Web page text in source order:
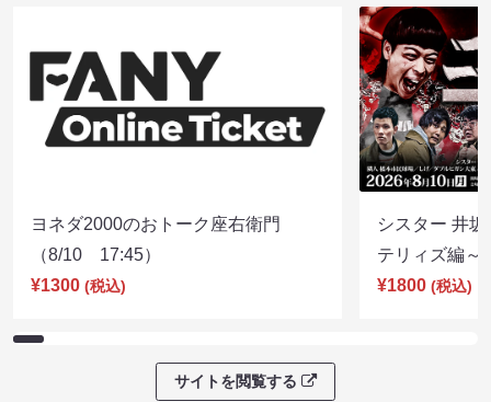
ヨネダ2000のおトーク座右衛門
（8/10 17:45）
¥1300 (税込)
シスター 井
テリィズ編
¥1800 (税込)
サイトを閲覧する